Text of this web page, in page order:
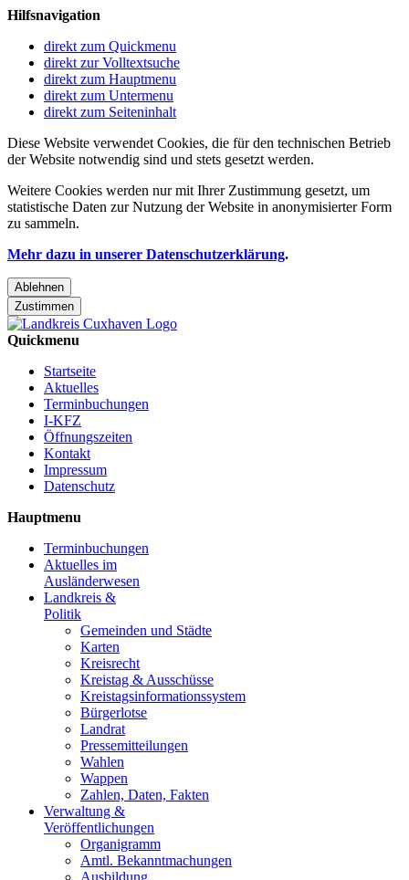
Hilfsnavigation
direkt zum Quickmenu
direkt zur Volltextsuche
direkt zum Hauptmenu
direkt zum Untermenu
direkt zum Seiteninhalt
Diese Website verwendet Cookies, die für den technischen Betrieb
der Website notwendig sind und stets gesetzt werden.
Weitere Cookies werden nur mit Ihrer Zustimmung gesetzt, um
statistische Daten zur Nutzung der Website in anonymisierter Form
zu sammeln.
Mehr dazu in unserer Datenschutzerklärung.
Ablehnen
Zustimmen
Quickmenu
Startseite
Aktuelles
Terminbuchungen
I-KFZ
Öffnungszeiten
Kontakt
Impressum
Datenschutz
Hauptmenu
Terminbuchungen
Aktuelles im
Ausländerwesen
Landkreis &
Politik
Gemeinden und Städte
Karten
Kreisrecht
Kreistag & Ausschüsse
Kreistagsinformationssystem
Bürgerlotse
Landrat
Pressemitteilungen
Wahlen
Wappen
Zahlen, Daten, Fakten
Verwaltung &
Veröffentlichungen
Organigramm
Amtl. Bekanntmachungen
Ausbildung